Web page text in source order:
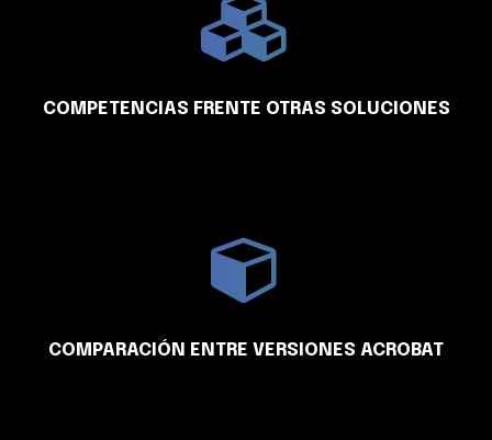
COMPETENCIAS FRENTE OTRAS SOLUCIONES
COMPARACIÓN ENTRE VERSIONES ACROBAT